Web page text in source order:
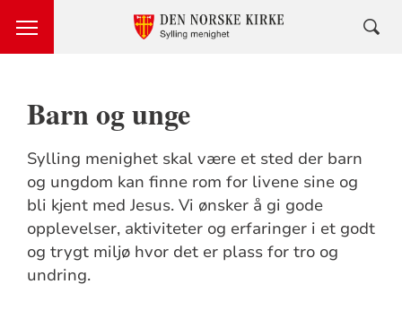
Barn og unge
Sylling menighet skal være et sted der barn
og ungdom kan finne rom for livene sine og
bli kjent med Jesus. Vi ønsker å gi gode
opplevelser, aktiviteter og erfaringer i et godt
og trygt miljø hvor det er plass for tro og
undring.